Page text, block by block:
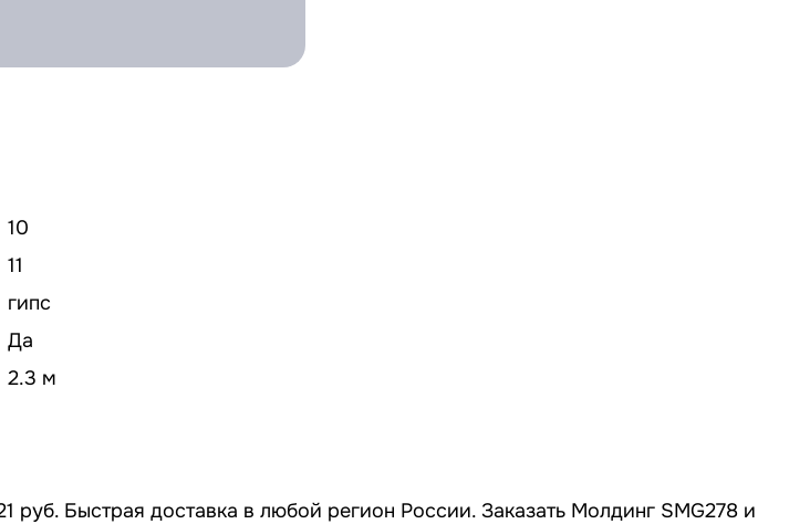
10
11
гипс
Да
2.3 м
руб. Быстрая доставка в любой регион России. Заказать Молдинг SMG278 и